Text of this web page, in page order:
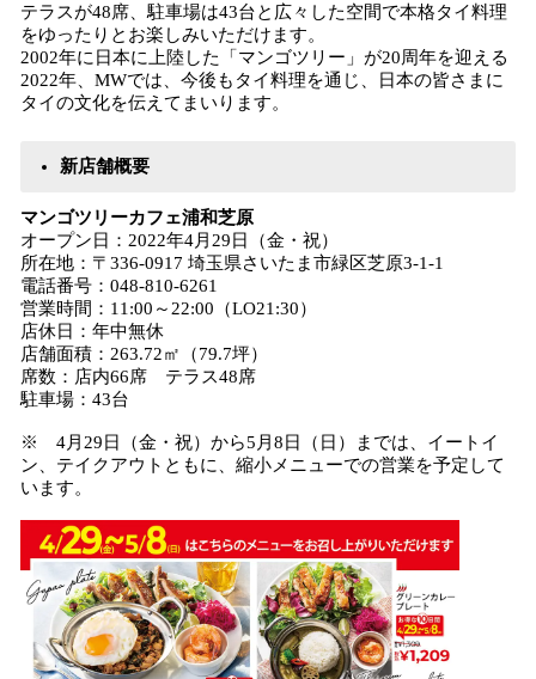
テラスが48席、駐車場は43台と広々した空間で本格タイ料理
をゆったりとお楽しみいただけます。
2002年に日本に上陸した「マンゴツリー」が20周年を迎える
2022年、MWでは、今後もタイ料理を通じ、日本の皆さまに
タイの文化を伝えてまいります。
新店舗概要
マンゴツリーカフェ浦和芝原
オープン日：2022年4月29日（金・祝）
所在地：〒336-0917 埼玉県さいたま市緑区芝原3-1-1
電話番号：048-810-6261
営業時間：11:00～22:00（LO21:30）
店休日：年中無休
店舗面積：263.72㎡（79.7坪）
席数：店内66席 テラス48席
駐車場：43台
※ 4月29日（金・祝）から5月8日（日）までは、イートイ
ン、テイクアウトともに、縮小メニューでの営業を予定して
います。